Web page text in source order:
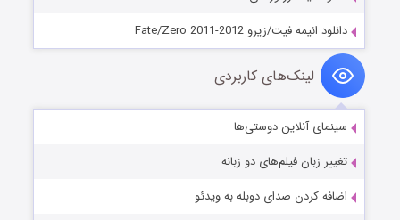
دانلود انیمه فیت/زیرو Fate/Zero 2011-2012
لینک‌های کاربردی
سینمای آنلاین دوستی‌ها
تغییر زبان فیلم‌های دو زبانه
اضافه کردن صدای دوبله به ویدئو